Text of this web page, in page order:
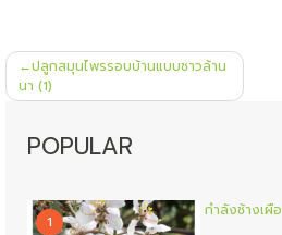
แนะแนว
เรื่อง
ปลูกสมุนไพรรอบบ้านแบบชาวล้าน
นา (1)
POPULAR
1
กำลังช้างเผื